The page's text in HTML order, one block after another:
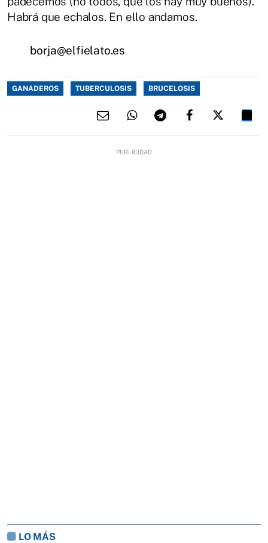
Habrá que echalos. En ello andamos.
borja@elfielato.es
GANADEROS TUBERCULOSIS BRUCELOSIS
LO MÁS